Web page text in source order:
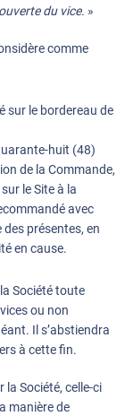
du vice. »
comme
sur le bordereau de
huit (48)
de la Commande,
le Site à la
avec
présentes, en
en cause.
Société toute
ou non
Il s’abstiendra
à cette fin.
Société, celle-ci
manière de